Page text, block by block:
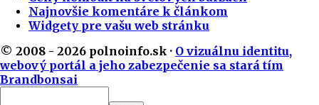
Najnovšie komentáre k článkom
Widgety pre vašu web stránku
© 2008 - 2026 polnoinfo.sk · O vizuálnu identitu,
webový portál a jeho zabezpečenie sa stará tím
Brandbonsai